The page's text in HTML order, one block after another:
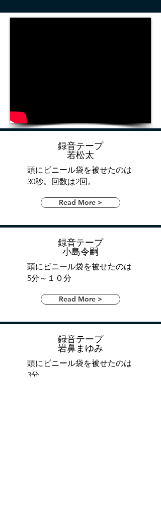
録音テープ
若松太
頭にビニール袋を被せたのは
30秒。回数は2回。
Read More >
録音テープ
小島令嗣
頭にビニール袋を被せたのは
5分～１０分
Read More >
録音テープ
岩鼻まゆみ
頭にビニール袋を被せたのは
3分。